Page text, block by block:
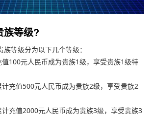
族等级?
等级分为以下几个等级：
100元人民币成为贵族1级，享受贵族1级特
充值500元人民币成为贵族2级，享受贵族2
充值2000元人民币成为贵族3级，享受贵族3